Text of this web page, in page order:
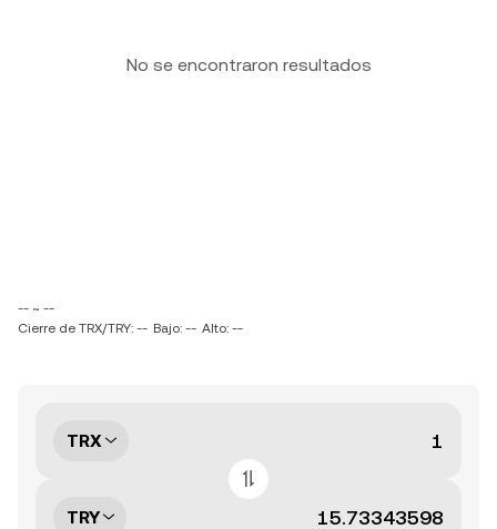
No se encontraron resultados
-- ~ --
Cierre de TRX/TRY: -- Bajo: -- Alto: --
TRX
TRY